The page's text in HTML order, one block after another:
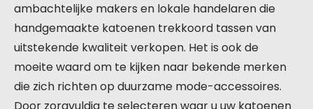
ambachtelijke makers en lokale handelaren die
handgemaakte katoenen trekkoord tassen van
uitstekende kwaliteit verkopen. Het is ook de
moeite waard om te kijken naar bekende merken
die zich richten op duurzame mode-accessoires.